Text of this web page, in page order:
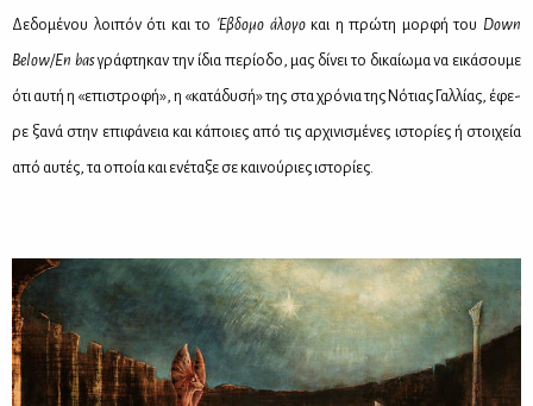
Δε­δο­μέ­νου λοι­πόν ότι και το Έβδο­μο άλο­γοκαι η πρώ­τη μορ­φή του Down
Below/En basγρά­φτη­καν την ίδια πε­ρί­ο­δο, μας δί­νει το δι­καί­ω­μα να ει­κά­σου­με
ότι αυ­τή η «επι­στρο­φή», η «κα­τά­δυ­σή» της στα χρό­νια της Νό­τιας Γαλ­λί­ας, έφε­
ρε ξα­νά στην επι­φά­νεια και κά­ποιες από τις αρ­χι­νι­σμέ­νες ιστο­ρί­ες ή στοι­χεία
από αυ­τές, τα οποία και ενέ­τα­ξε σε και­νού­ριες ιστο­ρί­ες.